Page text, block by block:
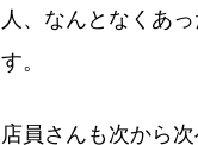
人、なんとなくあ
す。
店員さんも次から